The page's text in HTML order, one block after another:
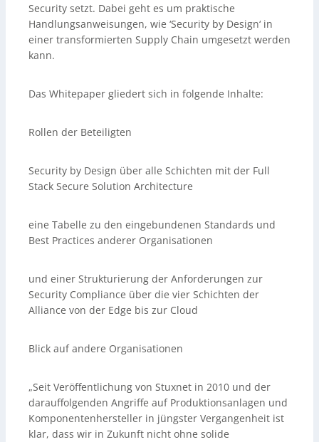
Security setzt. Dabei geht es um praktische
Handlungsanweisungen, wie ‘Security by Design‘ in
einer transformierten Supply Chain umgesetzt werden
kann.
Das Whitepaper gliedert sich in folgende Inhalte:
Rollen der Beteiligten
Security by Design über alle Schichten mit der Full
Stack Secure Solution Architecture
eine Tabelle zu den eingebundenen Standards und
Best Practices anderer Organisationen
und einer Strukturierung der Anforderungen zur
Security Compliance über die vier Schichten der
Alliance von der Edge bis zur Cloud
Blick auf andere Organisationen
„Seit Veröffentlichung von Stuxnet in 2010 und der
darauffolgenden Angriffe auf Produktionsanlagen und
Komponentenhersteller in jüngster Vergangenheit ist
klar, dass wir in Zukunft nicht ohne solide